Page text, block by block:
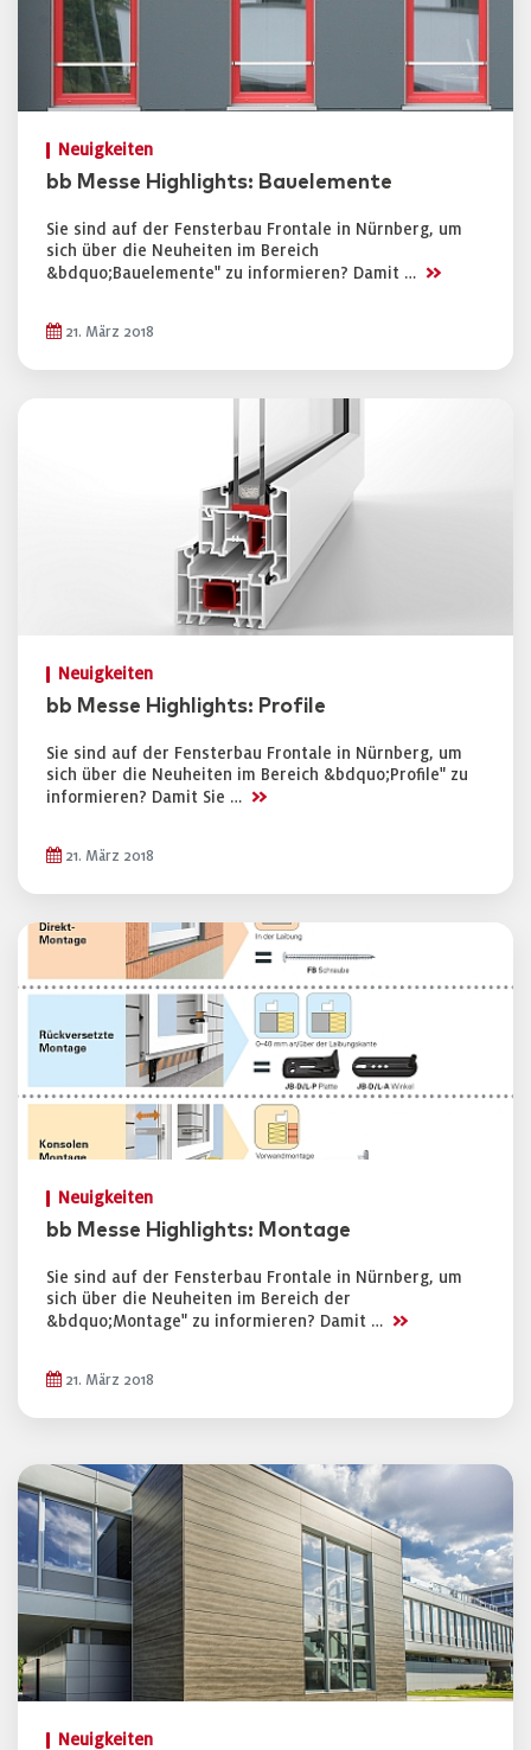
Neuigkeiten
bb Messe Highlights: Bauelemente
Sie sind auf der Fensterbau Frontale in Nürnberg, um
sich über die Neuheiten im Bereich
&bdquo;Bauelemente" zu informieren? Damit … >>
21. März 2018
Neuigkeiten
bb Messe Highlights: Profile
Sie sind auf der Fensterbau Frontale in Nürnberg, um
sich über die Neuheiten im Bereich &bdquo;Profile" zu
informieren? Damit Sie … >>
21. März 2018
Neuigkeiten
bb Messe Highlights: Montage
Sie sind auf der Fensterbau Frontale in Nürnberg, um
sich über die Neuheiten im Bereich der
&bdquo;Montage" zu informieren? Damit … >>
21. März 2018
Neuigkeiten